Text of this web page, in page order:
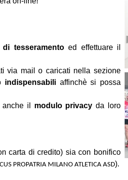
di tesseramentoed effettuare il
via mail o caricati nella sezione
indispensabiliaffinchè si possa
anche il modulo privacy da loro
carta di credito) sia con bonifico
CUS PROPATRIA MILANO ATLETICA ASD).